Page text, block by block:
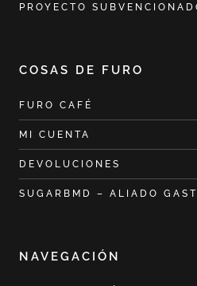
PROYECTO
COSAS DE FURO
FURO CAFÉ
MI CUENTA
DEVOLUCIONES
SUGARBMD – ALIADO
NAVEGACIÓN